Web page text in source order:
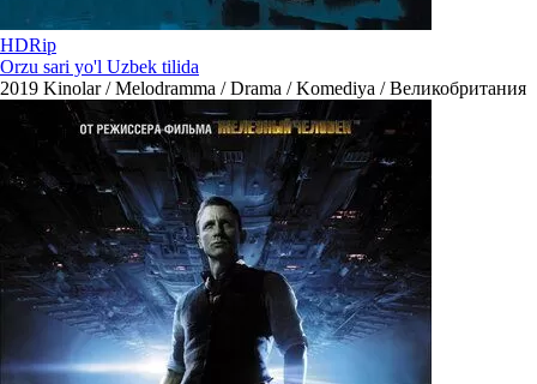
HDRip
Orzu sari yo'l Uzbek tilida
2019 Kinolar / Melodramma / Drama / Komediya / Великобритания